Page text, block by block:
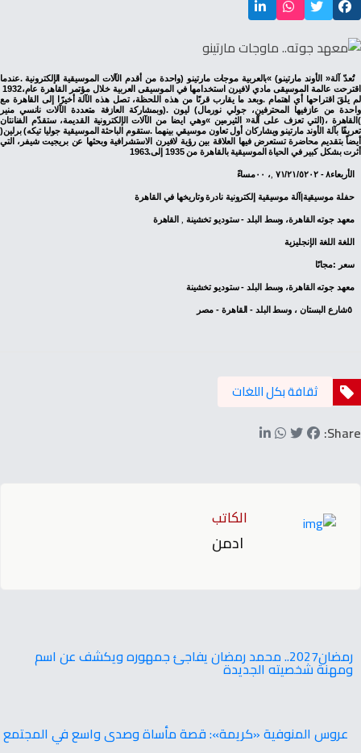
‬اقترحت‭ ‬عالمة‭ ‬الموسيقى‭ ‬مادي‭ ‬لافيرن‭ ‬استخدامها‭ ‬في‭ ‬الموسيقى‭ ‬العربية‭ ‬خلال‭ ‬مؤتمر‭ ‬القاهرة‭ ‬عام‭ ‬1932،‭
‬تعريفًا‭ ‬بآلة‭ ‬الأوند‭ ‬مارتينو‭ ‬ويشاركان‭ ‬أول‭ ‬تعاون‭ ‬موسيقي‭ ‬بينهما‭. ‬ستقوم‭ ‬الباحثة‭ ‬الموسيقية‭ ‬جوليا‭ ‬تيكه‭ (‬برلين‭)
‬أثرت‭ ‬بشكل‭ ‬كبير‭ ‬في‭ ‬الحياة‭ ‬الموسيقية‭ ‬بالقاهرة‭ ‬من‭ ‬1935‭ ‬إلى‭ ‬1963‭.‬
الأربعاء ‭,‬ ‭ ‬‮١٧‬‭/‬‮١٢‬‭/‬‮٢٠٢٥‬‭ - ‬‮٨‬،‮٠٠‬‭ ‬مساءً
حفلة‭ ‬موسيقية‭|‬آلة‭ ‬موسيقية‭ ‬إلكترونية‭ ‬نادرة‭ ‬وتاريخها‭ ‬في‭ ‬القاهرة
معهد‭ ‬جوته‭ ‬القاهرة،‭ ‬وسط‭ ‬البلد‭ - ‬ستوديو‭ ‬تخشينة‭ ‬
اللغة‭ ‬اللغة‭ ‬الإنجليزية
سعر‭: ‬مجانًا
معهد‭ ‬جوته‭ ‬القاهرة،‭ ‬وسط‭ ‬البلد‭ - ‬ستوديو‭ ‬تخشينة
‮٥‬‭ ‬شارع‭ ‬البستان‭ ‬،‭ ‬وسط‭ ‬البلد‭ - ‬القاهرة‭ - ‬مصر
ثقافة بكل اللغات
Share:
الكاتب
ادمن
‬ومهنة‭ ‬شخصيته‭ ‬الجديدة
عروس‭ ‬المنوفية ‭ ‬‮«كريمة‮»: ‬قصة‭ ‬مأساة‭ ‬وصدى‭ ‬واسع‭ ‬في‭ ‬المجتمع